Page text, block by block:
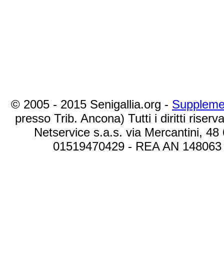
© 2005 - 2015 Senigallia.org -
presso Trib. Ancona) Tutti i diritti
Netservice s.a.s. via Mercantini,
01519470429 - REA AN